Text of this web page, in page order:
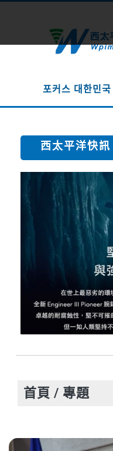
포커스 대한민국
西太平洋快訊
首頁 / 專題